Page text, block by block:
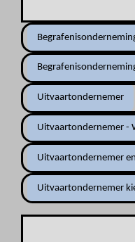
Uitvaartondernemer
Uitvaartondernemer -
Uitvaartondernemer
Uitvaartondernemer